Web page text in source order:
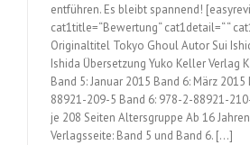
entführen. Es bleibt spannend!
cat1title=“Bewertung“ cat1detail=“ “
Originaltitel Tokyo Ghoul Autor Sui
Ishida Übersetzung Yuko Keller Verlag
Band 5: Januar 2015 Band 6: März
88921-209-5 Band 6: 978-2-88921-
je 208 Seiten Altersgruppe Ab 16
Verlagsseite: Band 5 und Band 6. […]